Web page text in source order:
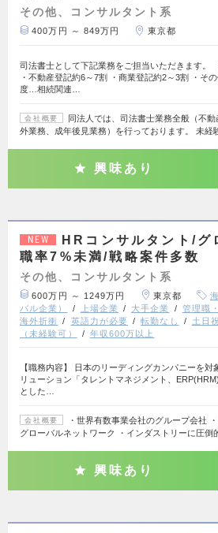
その他、コンサルタント系
400万円 ～ 849万円 東京都
司法書士として下記業務をご担当いただきます。
・不動産登記約6～7割 ・商業登記約2～3割 ・そ
度…相続関連…
会社概要
同法人では、司法書士業務全般（不
外業務、成年後見業務）を行っております。 未経
興味あり
NEW
HRコンサルタント/グ
職率7%未満/戦略案件多数
その他、コンサルタント系
600万円 ～ 1249万円 東京都
バル企業）
上場企業 大手企業 管理職
海外折衝
英語力が必要 転勤なし 土日
（未経験可）
年収600万以上
【職務内容】 日本のリーディングカンパニーを対
リューション「タレントマネジメント、
とした…
会社概要
・世界有数事業会社のグループ会社
グローバルネットワーク ・インダストリーに圧倒
興味あり